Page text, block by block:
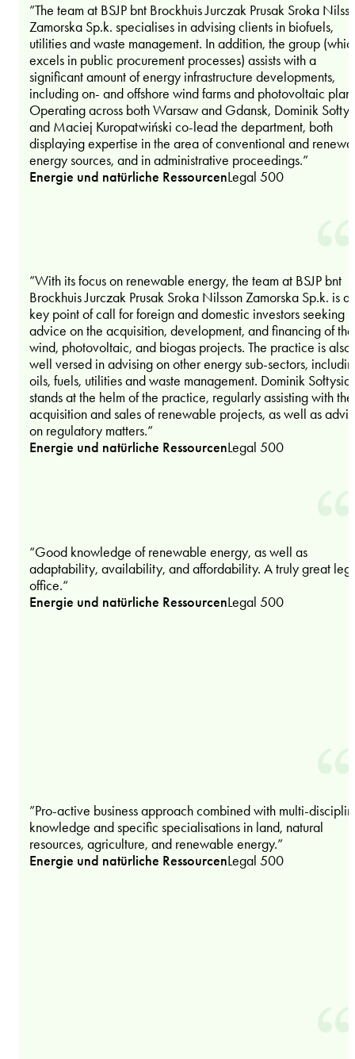
”The team at BSJP bnt Brockhuis Jurczak Prusak Sroka
Zamorska Sp.k. specialises in advising clients in biofuels,
utilities and waste management. In addition, the group
excels in public procurement processes) assists with a
significant amount of energy infrastructure developments,
including on- and offshore wind farms and photovoltaic
Operating across both Warsaw and Gdansk, Dominik
and Maciej Kuropatwiński co-lead the department, both
displaying expertise in the area of conventional and
energy sources, and in administrative proceedings.”
Energie und natürliche RessourcenLegal 500
”With its focus on renewable energy, the team at BSJP bnt
Brockhuis Jurczak Prusak Sroka Nilsson Zamorska Sp.k. is a
key point of call for foreign and domestic investors seeking
advice on the acquisition, development, and financing of
wind, photovoltaic, and biogas projects. The practice is also
well versed in advising on other energy sub-sectors,
oils, fuels, utilities and waste management. Dominik
stands at the helm of the practice, regularly assisting with the
acquisition and sales of renewable projects, as well as
on regulatory matters.”
Energie und natürliche RessourcenLegal 500
“Good knowledge of renewable energy, as well as
adaptability, availability, and affordability. A truly great
office.“
Energie und natürliche RessourcenLegal 500
”Pro-active business approach combined with multi-
knowledge and specific specialisations in land, natural
resources, agriculture, and renewable energy.”
Energie und natürliche RessourcenLegal 500